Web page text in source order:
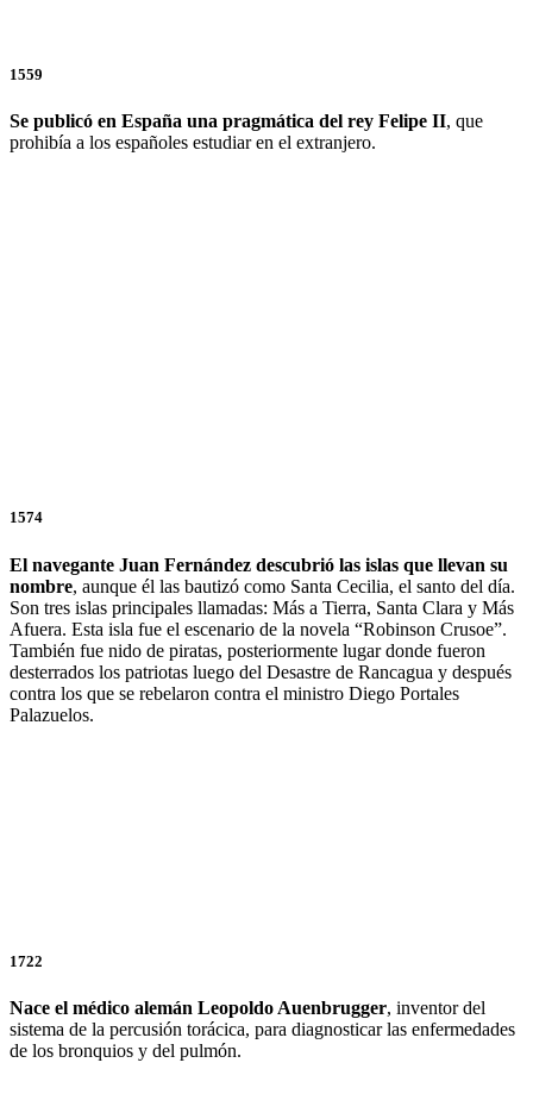
1559
Se publicó en España una pragmática del rey Felipe II, que
prohibía a los españoles estudiar en el extranjero.
1574
El navegante Juan Fernández descubrió las islas que llevan su
nombre, aunque él las bautizó como Santa Cecilia, el santo del día.
Son tres islas principales llamadas: Más a Tierra, Santa Clara y Más
Afuera. Esta isla fue el escenario de la novela “Robinson Crusoe”.
También fue nido de piratas, posteriormente lugar donde fueron
desterrados los patriotas luego del Desastre de Rancagua y después
contra los que se rebelaron contra el ministro Diego Portales
Palazuelos.
1722
Nace el médico alemán Leopoldo Auenbrugger, inventor del
sistema de la percusión torácica, para diagnosticar las enfermedades
de los bronquios y del pulmón.